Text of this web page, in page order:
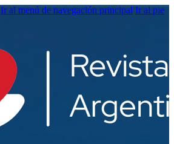
Ir al menú de navegación principal Ir al pie